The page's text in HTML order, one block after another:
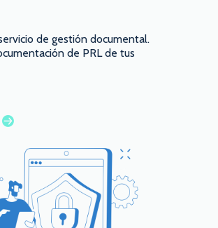
de gestión documental.
de PRL de tus